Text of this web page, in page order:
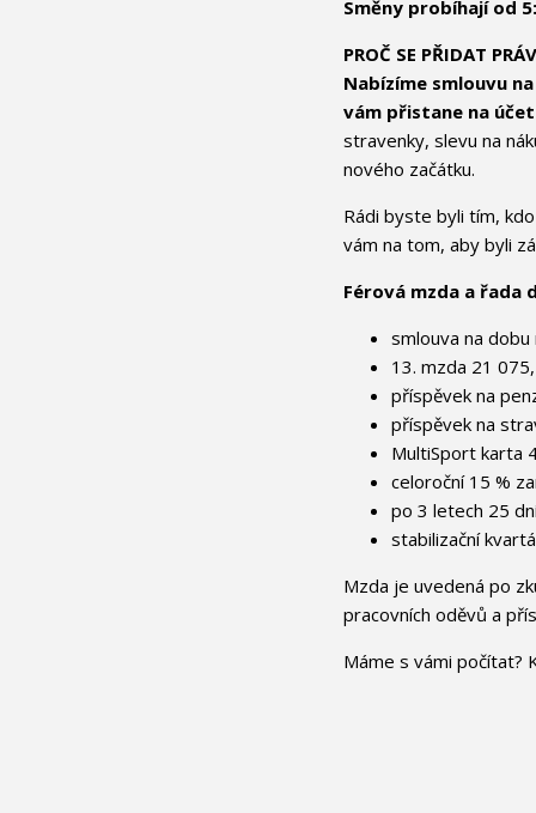
Směny probíhají od
PROČ SE PŘIDAT
Nabízíme smlouvu
vám přistane na
stravenky, slevu na
nového začátku.
Rádi byste byli tím,
vám na tom, aby byli
Férová mzda a řada
smlouva na
13. mzda 21
příspěvek na
příspěvek na
MultiSport karta
celoroční 15 %
po 3 letech 25
stabilizační
Mzda je uvedená po
pracovních oděvů a
Máme s vámi počítat?